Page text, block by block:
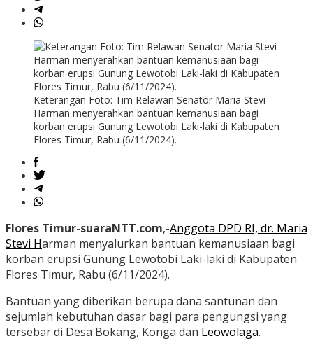
Keterangan Foto: Tim Relawan Senator Maria Stevi
Harman menyerahkan bantuan kemanusiaan bagi
korban erupsi Gunung Lewotobi Laki-laki di Kabupaten
Flores Timur, Rabu (6/11/2024).
Flores Timur-suaraNTT.com,-Anggota DPD RI, dr. Maria
Stevi Harman menyalurkan bantuan kemanusiaan bagi
korban erupsi Gunung Lewotobi Laki-laki di Kabupaten
Flores Timur, Rabu (6/11/2024).
Bantuan yang diberikan berupa dana santunan dan
sejumlah kebutuhan dasar bagi para pengungsi yang
tersebar di Desa Bokang, Konga dan Leowolaga.